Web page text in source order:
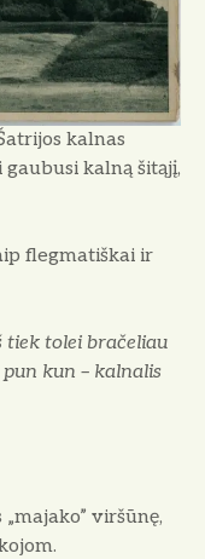
kalnas
kalną šitąjį,
flegmatiškai ir
tiek tolei bračeliau
kun – kalnalis
viršūnę,